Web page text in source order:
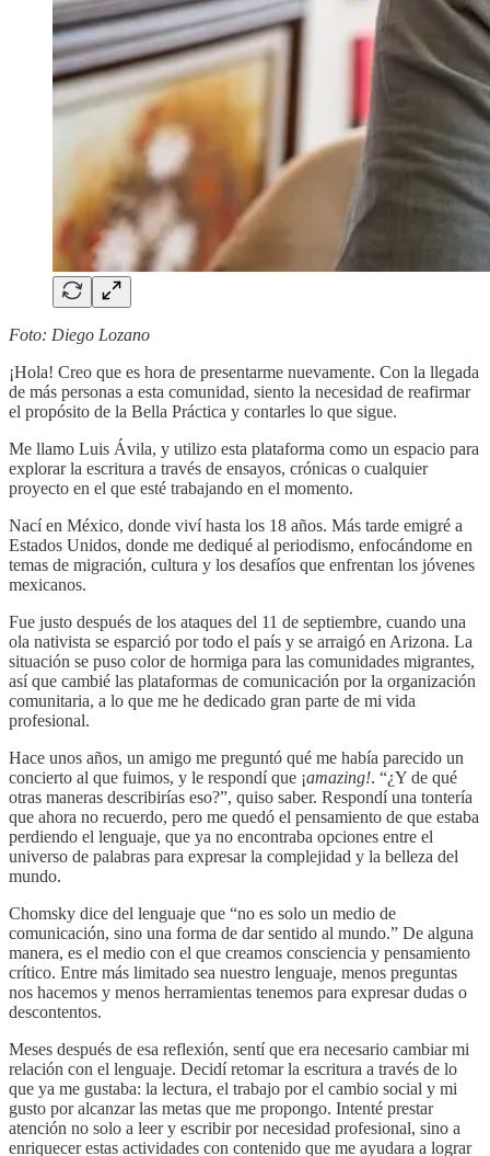
Foto: Diego Lozano
¡Hola! Creo que es hora de presentarme nuevamente. Con la llegada
de más personas a esta comunidad, siento la necesidad de reafirmar
el propósito de la Bella Práctica y contarles lo que sigue.
Me llamo Luis Ávila, y utilizo esta plataforma como un espacio para
explorar la escritura a través de ensayos, crónicas o cualquier
proyecto en el que esté trabajando en el momento.
Nací en México, donde viví hasta los 18 años. Más tarde emigré a
Estados Unidos, donde me dediqué al periodismo, enfocándome en
temas de migración, cultura y los desafíos que enfrentan los jóvenes
mexicanos.
Fue justo después de los ataques del 11 de septiembre, cuando una
ola nativista se esparció por todo el país y se arraigó en Arizona. La
situación se puso color de hormiga para las comunidades migrantes,
así que cambié las plataformas de comunicación por la organización
comunitaria, a lo que me he dedicado gran parte de mi vida
profesional.
Hace unos años, un amigo me preguntó qué me había parecido un
concierto al que fuimos, y le respondí que ¡amazing!. “¿Y de qué
otras maneras describirías eso?”, quiso saber. Respondí una tontería
que ahora no recuerdo, pero me quedó el pensamiento de que estaba
perdiendo el lenguaje, que ya no encontraba opciones entre el
universo de palabras para expresar la complejidad y la belleza del
mundo.
Chomsky dice del lenguaje que “no es solo un medio de
comunicación, sino una forma de dar sentido al mundo.” De alguna
manera, es el medio con el que creamos consciencia y pensamiento
crítico. Entre más limitado sea nuestro lenguaje, menos preguntas
nos hacemos y menos herramientas tenemos para expresar dudas o
descontentos.
Meses después de esa reflexión, sentí que era necesario cambiar mi
relación con el lenguaje. Decidí retomar la escritura a través de lo
que ya me gustaba: la lectura, el trabajo por el cambio social y mi
gusto por alcanzar las metas que me propongo. Intenté prestar
atención no solo a leer y escribir por necesidad profesional, sino a
enriquecer estas actividades con contenido que me ayudara a lograr